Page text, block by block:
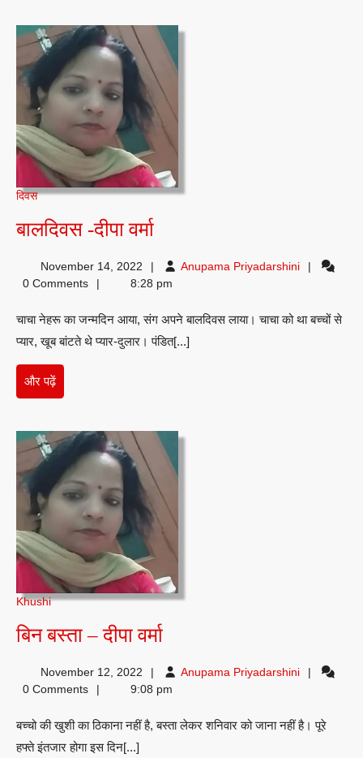
दिवस
बालदिवस -दीपा वर्माबालदिवस
वर्मा
November 14, 2022 Anupama PriyadarshiniAnupama
0 Comments 8:28 pm
चाचा नेहरू का जन्मदिन आया, संग अपने बालदिवस लाया। चाचा को था बच्चों से
प्यार, खूब बांटते थे प्यार-दुलार। पंडित[...]
और पढ़ेंऔर
पढ़ें
Khushi
बिन बस्ता – दीपा वर्माबिन
–
वर्मा
November 12, 2022 Anupama PriyadarshiniAnupama
0 Comments 9:08 pm
बच्चो की खुशी का ठिकाना नहीं है, बस्ता लेकर शनिवार को जाना नहीं है। पूरे
हफ्ते इंतजार होगा इस दिन[...]